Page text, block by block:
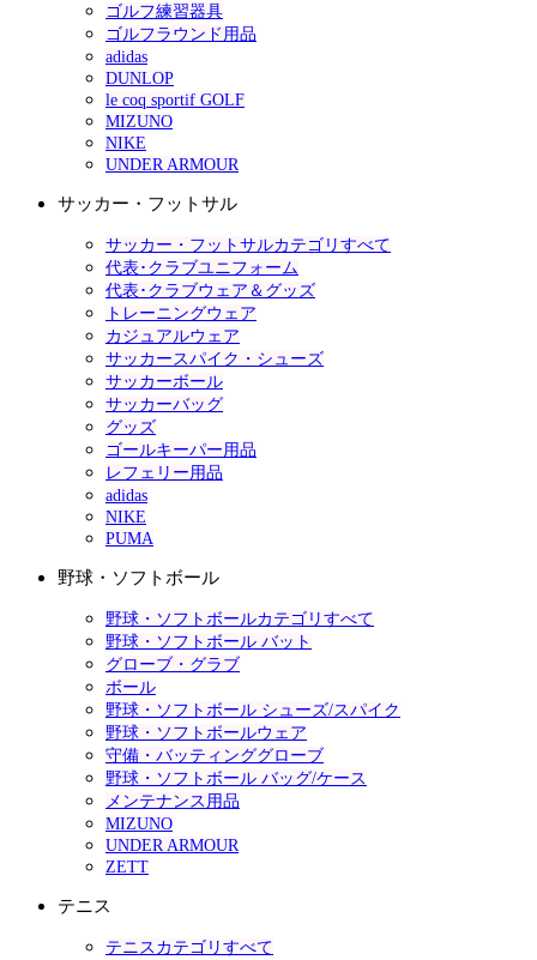
ゴルフ練習器具
ゴルフラウンド用品
adidas
DUNLOP
le coq sportif GOLF
MIZUNO
NIKE
UNDER ARMOUR
サッカー・フットサル
サッカー・フットサルカテゴリすべて
代表･クラブユニフォーム
代表･クラブウェア＆グッズ
トレーニングウェア
カジュアルウェア
サッカースパイク・シューズ
サッカーボール
サッカーバッグ
グッズ
ゴールキーパー用品
レフェリー用品
adidas
NIKE
PUMA
野球・ソフトボール
野球・ソフトボールカテゴリすべて
野球・ソフトボール バット
グローブ・グラブ
ボール
野球・ソフトボール シューズ/スパイク
野球・ソフトボールウェア
守備・バッティンググローブ
野球・ソフトボール バッグ/ケース
メンテナンス用品
MIZUNO
UNDER ARMOUR
ZETT
テニス
テニスカテゴリすべて